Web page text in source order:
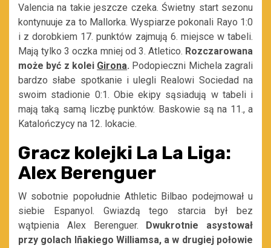
Valencia na takie jeszcze czeka. Świetny start sezonu
kontynuuje za to Mallorka. Wyspiarze pokonali Rayo 1:0
i z dorobkiem 17. punktów zajmują 6. miejsce w tabeli.
Mają tylko 3 oczka mniej od 3. Atletico. Rozczarowana
może być z kolei Girona. Podopieczni Michela zagrali
bardzo słabe spotkanie i ulegli Realowi Sociedad na
swoim stadionie 0:1. Obie ekipy sąsiadują w tabeli i
mają taką samą liczbę punktów. Baskowie są na 11., a
Katalończycy na 12. lokacie.
Gracz kolejki La La Liga:
Alex Berenguer
W sobotnie popołudnie Athletic Bilbao podejmował u
siebie Espanyol. Gwiazdą tego starcia był bez
wątpienia Alex Berenguer.
Dwukrotnie asystował
przy golach Iñakiego Williamsa, a w drugiej połowie